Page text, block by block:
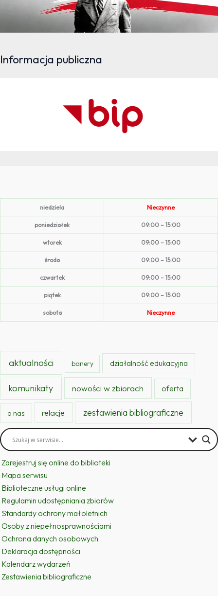
Informacja publiczna
niedziela Nieczynne
poniedziałek 09:00 – 15:00
wtorek 09:00 – 15:00
środa 09:00 – 15:00
czwartek 09:00 – 15:00
piątek 09:00 – 15:00
sobota Nieczynne
aktualności banery działalność edukacyjna
komunikaty nowości w zbiorach oferta
o nas relacje zestawienia bibliograficzne
Zarejestruj się online do biblioteki
Mapa serwisu
Biblioteczne usługi online
Regulamin udostępniania zbiorów
Standardy ochrony małoletnich
Osoby z niepełnosprawnościami
Ochrona danych osobowych
Deklaracja dostępności
Kalendarz wydarzeń
Zestawienia bibliograficzne